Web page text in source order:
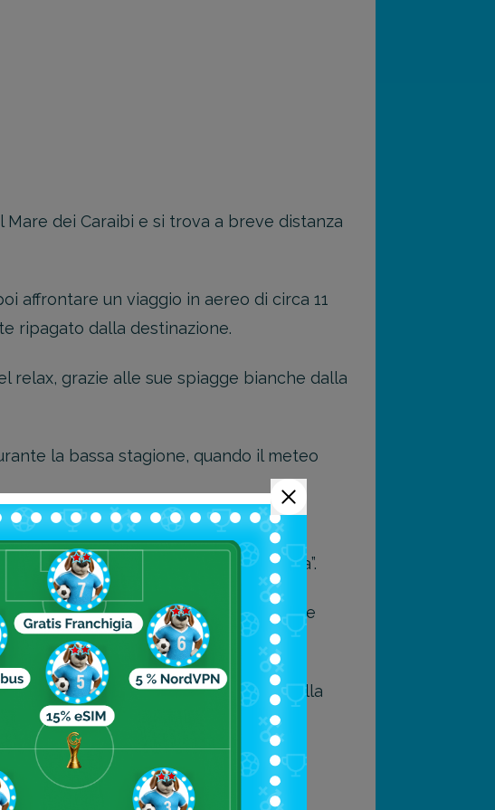
dei Caraibi e si trova a breve distanza
affrontare un viaggio in aereo di circa 11
ripagato dalla destinazione.
relax, grazie alle sue spiagge bianche dalla
la bassa stagione, quando il meteo
Baia di Malmok, dove è possibile
come “La Nave Fantasma di Aruba”.
per l’intricato bosco di mangrovie che
città sparse sull’isola, a partire dalla
Aruba immortalato in tante fotografie